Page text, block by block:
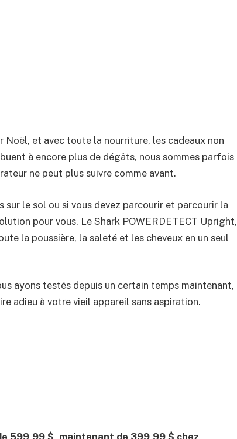
Noël, et avec toute la nourriture, les cadeaux non
à encore plus de dégâts, nous sommes parfois
ne peut plus suivre comme avant.
le sol ou si vous devez parcourir et parcourir la
pour vous. Le Shark POWERDETECT Upright,
la poussière, la saleté et les cheveux en un seul
ayons testés depuis un certain temps maintenant,
adieu à votre vieil appareil sans aspiration.
599,99 $, maintenant de 399,99 $ chez